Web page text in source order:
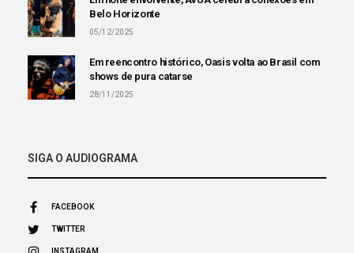
Belo Horizonte
05/12/2025
Em reencontro histórico, Oasis volta ao Brasil com
shows de pura catarse
28/11/2025
SIGA O AUDIOGRAMA
FACEBOOK
TWITTER
INSTAGRAM